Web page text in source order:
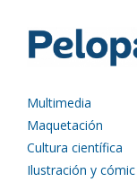
Multimedia
Maquetación
Cultura científica
Ilustración y cómic